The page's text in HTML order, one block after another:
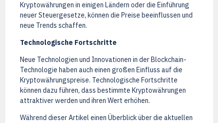
Kryptowährungen in einigen Ländern oder die Einführung
neuer Steuergesetze, können die Preise beeinflussen und
neue Trends schaffen.
Technologische Fortschritte
Neue Technologien und Innovationen in der Blockchain-
Technologie haben auch einen großen Einfluss auf die
Kryptowährungspreise. Technologische Fortschritte
können dazu führen, dass bestimmte Kryptowährungen
attraktiver werden und ihren Wert erhöhen.
Während dieser Artikel einen Überblick über die aktuellen